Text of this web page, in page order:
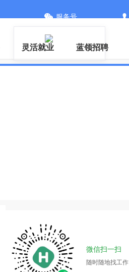
服务号
灵活就业 蓝领招聘
微信扫一扫
随时随地找工作